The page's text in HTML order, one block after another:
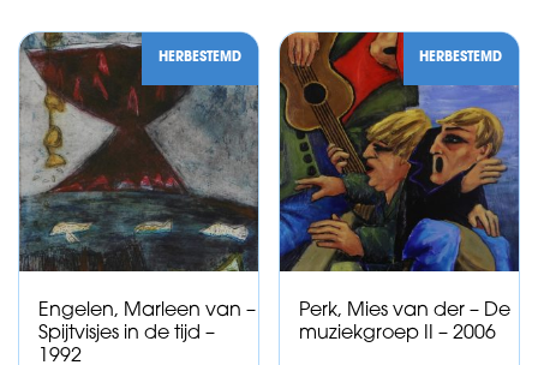
HERBESTEMD
Engelen, Marleen van –
Spijtvisjes in de tijd –
1992
HERBESTEMD
Perk, Mies van der – De
muziekgroep II – 2006